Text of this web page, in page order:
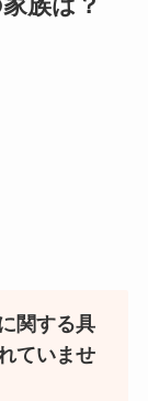
関する具
ていませ